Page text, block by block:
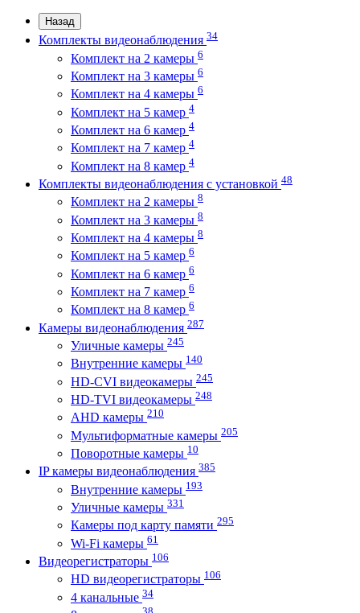
Назад
Комплекты видеонаблюдения 34
Комплект на 2 камеры 6
Комплект на 3 камеры 6
Комплект на 4 камеры 6
Комплект на 5 камер 4
Комплект на 6 камер 4
Комплект на 7 камер 4
Комплект на 8 камер 4
Комплекты видеонаблюдения с установкой 48
Комплект на 2 камеры 8
Комплект на 3 камеры 8
Комплект на 4 камеры 8
Комплект на 5 камер 6
Комплект на 6 камер 6
Комплект на 7 камер 6
Комплект на 8 камер 6
Камеры видеонаблюдения 287
Уличные камеры 245
Внутренние камеры 140
HD-CVI видеокамеры 245
HD-TVI видеокамеры 248
AHD камеры 210
Мультиформатные камеры 205
Поворотные камеры 10
IP камеры видеонаблюдения 385
Внутренние камеры 193
Уличные камеры 331
Камеры под карту памяти 295
Wi-Fi камеры 61
Видеорегистраторы 106
HD видеорегистраторы 106
4 канальные 34
38